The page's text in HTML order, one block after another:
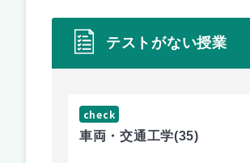
テストがない授業
check
車両・交通工学(35)